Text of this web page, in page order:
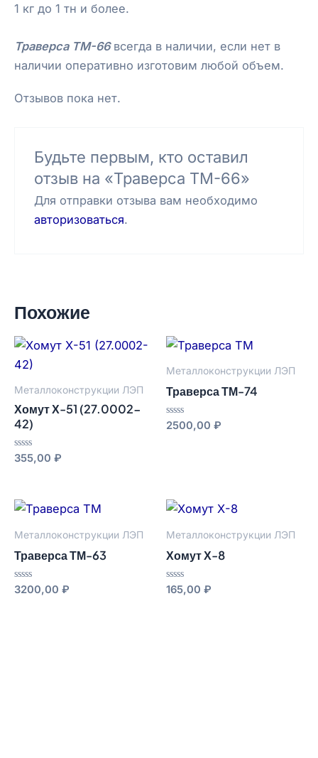
1 кг до 1 тн и более.
Траверса ТМ-66всегда в наличии, если нет в
наличии оперативно изготовим любой объем.
Отзывов пока нет.
Будьте первым, кто оставил
отзыв на «Траверса ТМ-66»
Для отправки отзыва вам необходимо
авторизоваться.
Похожие
Металлоконструкции ЛЭП
Хомут Х-51 (27.0002-
42)
Оценка
355,00 ₽
Металлоконструкции ЛЭП
Траверса ТМ-74
Оценка
2500,00 ₽
Металлоконструкции ЛЭП
Траверса ТМ-63
Оценка
3200,00 ₽
Металлоконструкции ЛЭП
Хомут Х-8
Оценка
165,00 ₽